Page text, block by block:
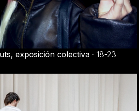
exposición colectiva · 18-23